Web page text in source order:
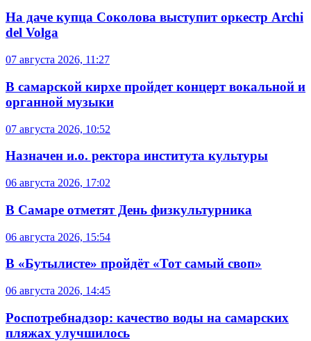
На даче купца Соколова выступит оркестр Archi
del Volga
07 августа 2026, 11:27
В самарской кирхе пройдет концерт вокальной и
органной музыки
07 августа 2026, 10:52
Назначен и.о. ректора института культуры
06 августа 2026, 17:02
В Самаре отметят День физкультурника
06 августа 2026, 15:54
В «Бутылисте» пройдёт «Тот самый своп»
06 августа 2026, 14:45
Роспотребнадзор: качество воды на самарских
пляжах улучшилось